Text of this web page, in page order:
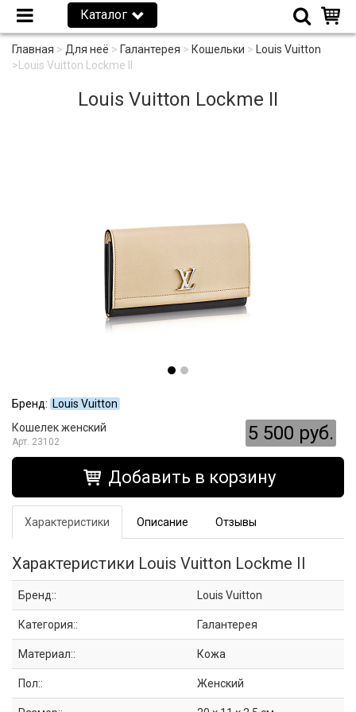
Каталог
Главная > Для неё > Галантерея > Кошельки >
Louis Vuitton
> Louis Vuitton Lockme II
Louis Vuitton Lockme II
Бренд: Louis Vuitton
Кошелек женский
23102 5 500 руб.
Добавить в корзину
Характеристики Описание Отзывы
Характеристики Louis Vuitton Lockme II
Бренд:: Louis Vuitton
Категория:: Галантерея
Материал:: Кожа
Пол:: Женский